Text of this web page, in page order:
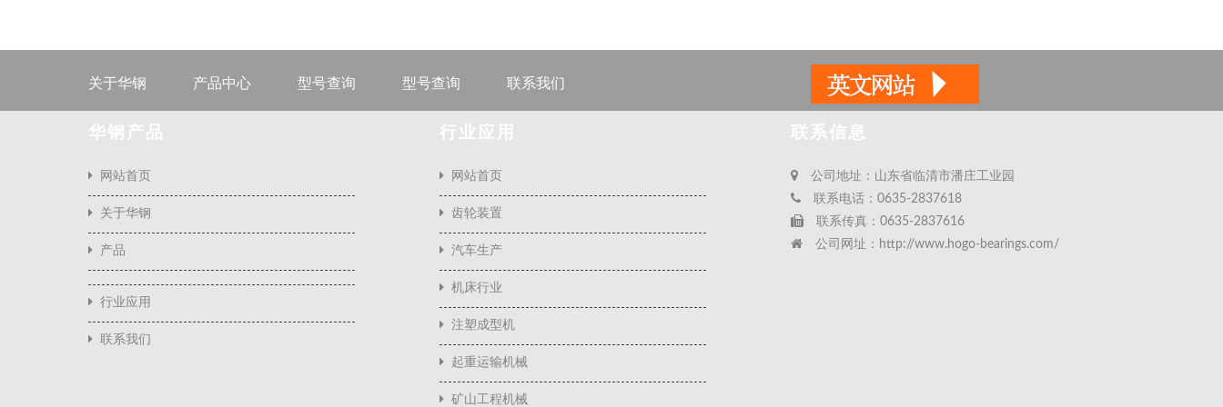
关于华钢 产品中心 型号查询 型号查询 联系我们
华钢产品
网站首页
关于华钢
产品
行业应用
联系我们
行业应用
网站首页
齿轮装置
汽车生产
机床行业
注塑成型机
起重运输机械
矿山工程机械
联系信息
公司地址：山东省临清市潘庄工业园
联系电话：0635-2837618
联系传真：0635-2837616
公司网址：http://www.hogo-bearings.com/